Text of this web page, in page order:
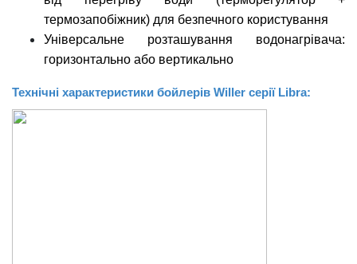
термозапобіжник) для безпечного користування
Універсальне розташування водонагрівача:
горизонтально або вертикально
Технічні характеристики бойлерів Willer серії Libra: